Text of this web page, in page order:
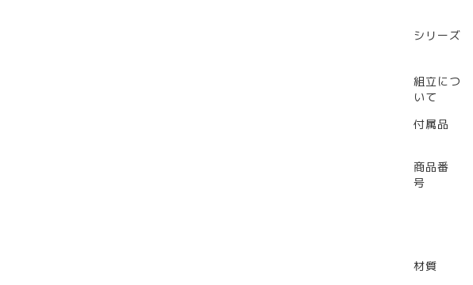
シリーズ
組立につ
いて
付属品
商品番
号
材質